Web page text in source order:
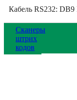
Сканеры
штрих
кодов